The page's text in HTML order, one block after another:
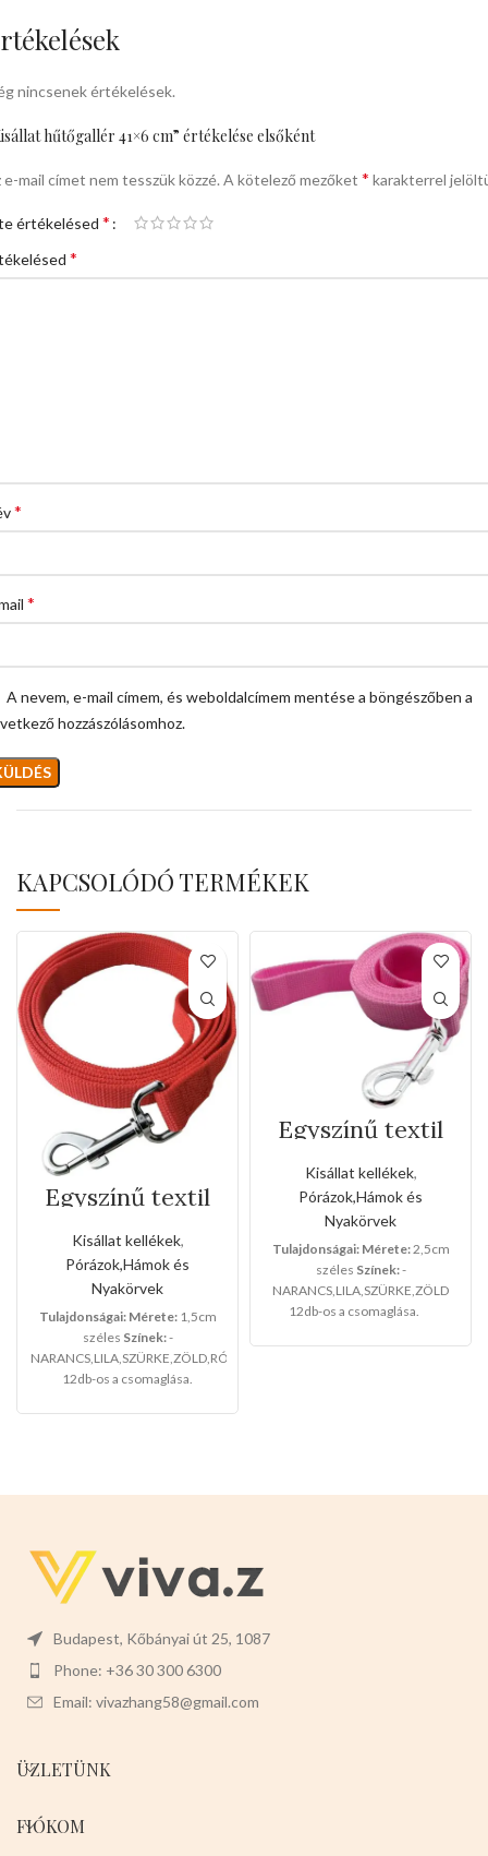
nincsenek értékelések.
hűtőgallér 41×6 cm” értékelése elsőként
e-mail címet nem tesszük közzé. A kötelező mezőket * karakterrel
értékelésed *
*
*
*
A nevem, e-mail címem, és weboldalcímem mentése a böngészőben a
hozzászólásomhoz.
KAPCSOLÓDÓ TERMÉKEK
Egyszínű textil
kézipóráz(Kis
méret)
Kisállat kellékek,
Pórázok,Hámok és
Nyakörvek
Tulajdonságai: Mérete:1,5cm
széles Színek:-
NARANCS,LILA,SZÜRKE,ZÖLD,RÓZSASZÍN,PIROS
12db-os a csomaglása.
Egyszínű textil
kézipóráz(Nagy
méret)
Kisállat kellékek,
Pórázok,Hámok és
Nyakörvek
Tulajdonságai: Mérete:2,5cm
széles Színek:-
NARANCS,LILA,SZÜRKE,ZÖLD
12db-os a csomaglása.
Budapest, Kőbányai út 25, 1087
Phone: +36 30 300 6300
Email: vivazhang58@gmail.com
ÜZLETÜNK
FIÓKOM